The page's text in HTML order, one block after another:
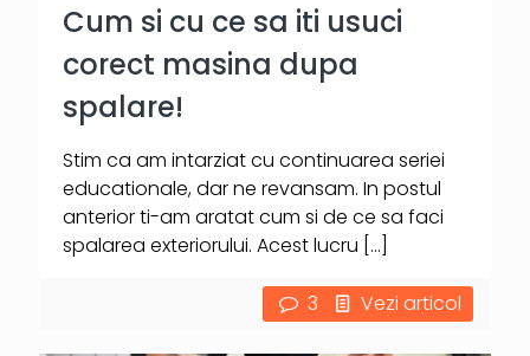
Cum si cu ce sa iti usuci
corect masina dupa
spalare!
Stim ca am intarziat cu continuarea seriei
educationale, dar ne revansam. In postul
anterior ti-am aratat cum si de ce sa faci
spalarea exteriorului. Acest lucru […]
3 Vezi articol